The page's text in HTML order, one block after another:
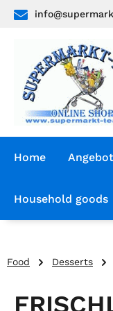
to main content
Skip to search
Skip to main
Home
Household goods
Food Desserts